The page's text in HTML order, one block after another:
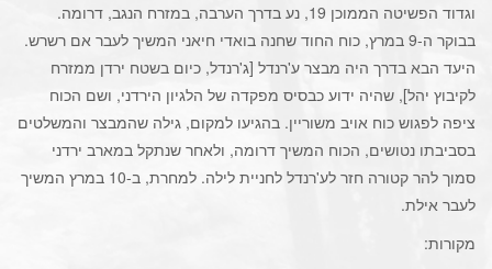
וגדוד הפשיטה הממוכן 19, נע בדרך הערבה, במזרח הנגב, דרומה.
בבוקר ה-9 במרץ, כוח החוד שחנה בואדי חיאני המשיך לעבר אם רשרש.
היעד הבא בדרך היה מבצר ע'רנדל [ג'רנדל, כיום בשטח ירדן ממזרח
לקיבוץ יהל], שהיה ידוע כבסיס מפקדה של הלגיון הירדני, ושם הכוח
ציפה לפגוש כוח אויב משוריין. בהגיעו למקום, גילה שהמבצר והמשלטים
בסביבתו נטושים, הכוח המשיך דרומה, ולאחר שנתקל במארב ירדני
סמוך להר קטורה חזר לע'רנדל לחניית לילה. למחרת, ב-10 במרץ המשיך
לעבר אילת.
מקורות: